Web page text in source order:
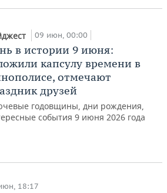
09 июн, 00:00
в истории 9 июня:
капсулу времени в
отмечают
друзей
годовщины, дни рождения,
события 9 июня 2026 года
18:17